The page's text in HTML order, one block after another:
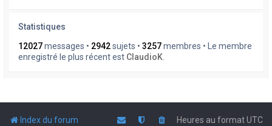
Statistiques
12027messages • 2942sujets • 3257membres • Le membre
enregistré le plus récent est ClaudioK
Index du forum Heures au formatUTC